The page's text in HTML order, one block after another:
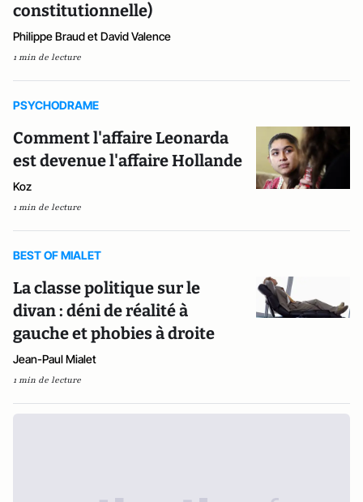
constitutionnelle)
Philippe Braud et David Valence
1 min de lecture
PSYCHODRAME
Comment l'affaire Leonarda
est devenue l'affaire Hollande
Koz
1 min de lecture
BEST OF MIALET
La classe politique sur le
divan : déni de réalité à
gauche et phobies à droite
Jean-Paul Mialet
1 min de lecture